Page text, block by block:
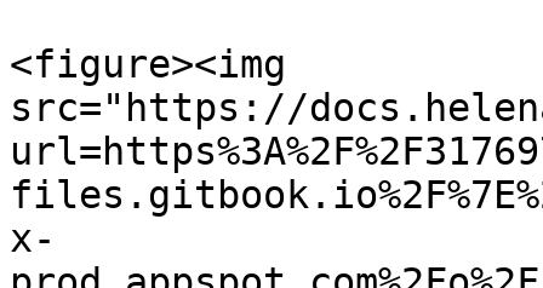
<figure><img
src="https://
x-